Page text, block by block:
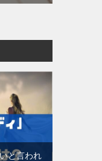
と言われ